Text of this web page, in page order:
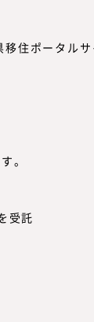
住ポータル
。
受託